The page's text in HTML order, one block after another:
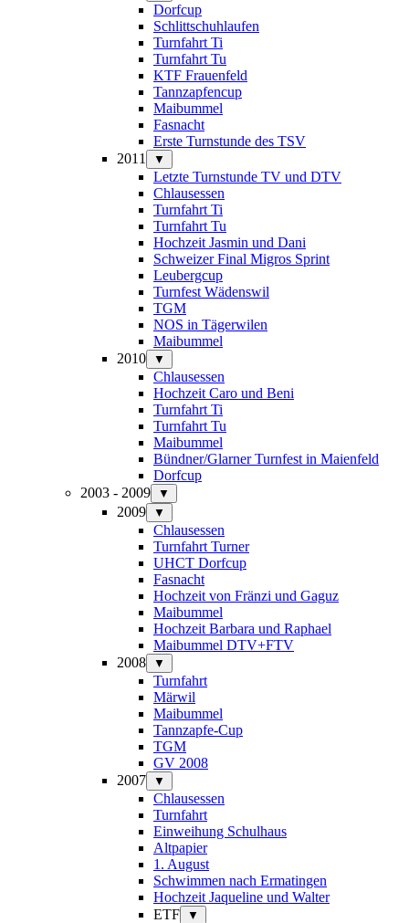
Dorfcup
Schlittschuhlaufen
Turnfahrt Ti
Turnfahrt Tu
KTF Frauenfeld
Tannzapfencup
Maibummel
Fasnacht
Erste Turnstunde des TSV
2011
▼
Letzte Turnstunde TV und DTV
Chlausessen
Turnfahrt Ti
Turnfahrt Tu
Hochzeit Jasmin und Dani
Schweizer Final Migros Sprint
Leubergcup
Turnfest Wädenswil
TGM
NOS in Tägerwilen
Maibummel
2010
▼
Chlausessen
Hochzeit Caro und Beni
Turnfahrt Ti
Turnfahrt Tu
Maibummel
Bündner/Glarner Turnfest in Maienfeld
Dorfcup
2003 - 2009
▼
2009 ▼
Chlausessen
Turnfahrt Turner
UHCT Dorfcup
Fasnacht
Hochzeit von Fränzi und Gaguz
Maibummel
Hochzeit Barbara und Raphael
Maibummel DTV+FTV
2008
▼
Turnfahrt
Märwil
Maibummel
Tannzapfe-Cup
TGM
GV 2008
2007
▼
Chlausessen
Turnfahrt
Einweihung Schulhaus
Altpapier
1. August
Schwimmen nach Ermatingen
Hochzeit Jaqueline und Walter
ETF
▼